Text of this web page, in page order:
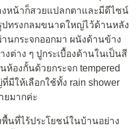
หน้าก็สวยแปลกตาและมีดีไซน์
ทรงกลมขนาดใหญ่ไว้ด้านหลัง
านกระจกออกมา ผนังด้านข้าง
งต่าง ๆ ปูกระเบื้องด้านในเป็นสี
ห้องกั้นด้วยกระจก tempered
ให้เลือกใช้ทั้ง rain shower
ยมากค่ะ
นที่ไร้ประโยชน์ในบ้านอย่าง